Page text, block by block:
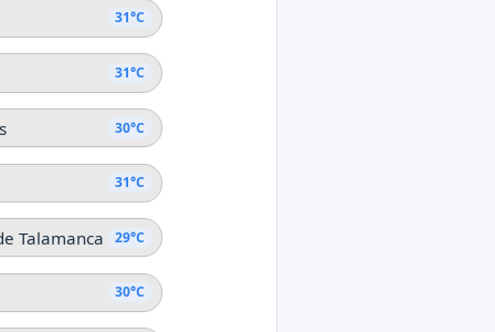
31°C
31°C
30°C
31°C
Talamanca 29°C
30°C